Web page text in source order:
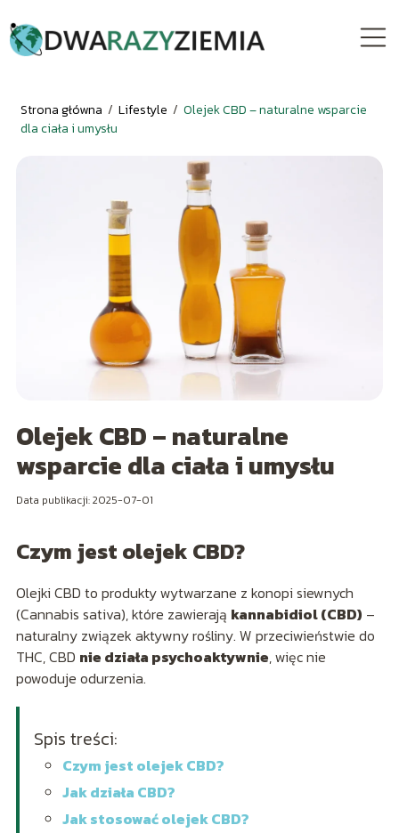
Strona główna / Lifestyle / Olejek CBD – naturalne wsparcie
dla ciała i umysłu
Olejek CBD – naturalne
wsparcie dla ciała i umysłu
Data publikacji: 2025-07-01
Czym jest olejek CBD?
Olejki CBD to produkty wytwarzane z konopi siewnych
(Cannabis sativa), które zawierają kannabidiol (CBD) –
naturalny związek aktywny rośliny. W przeciwieństwie do
THC, CBD nie działa psychoaktywnie, więc nie
powoduje odurzenia.
Spis treści:
Czym jest olejek CBD?
Jak działa CBD?
Jak stosować olejek CBD?